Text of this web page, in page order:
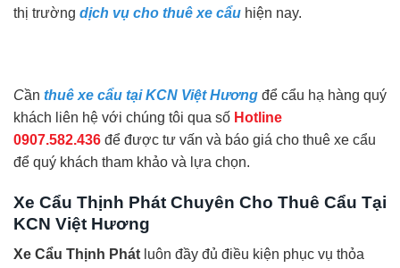
thị trường dịch vụ cho thuê xe cẩu hiện nay.
Cần thuê xe cẩu tại KCN Việt Hương để cẩu hạ hàng quý
khách liên hệ với chúng tôi qua số Hotline
0907.582.436 để được tư vấn và báo giá cho thuê xe cẩu
để quý khách tham khảo và lựa chọn.
Xe Cẩu Thịnh Phát Chuyên Cho Thuê Cẩu Tại
KCN Việt Hương
Xe Cẩu Thịnh Phát luôn đầy đủ điều kiện phục vụ thỏa